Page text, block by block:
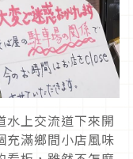
水上交流道下來開
充滿鄉間小店風味